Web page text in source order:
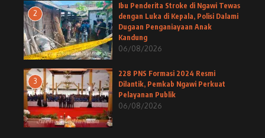
2
Ibu Penderita Stroke di Ngawi Tewas
dengan Luka di Kepala, Polisi Dalami
Dugaan Penganiayaan Anak
Kandung
06/08/2026
3
228 PNS Formasi 2024 Resmi
Dilantik, Pemkab Ngawi Perkuat
Pelayanan Publik
06/08/2026